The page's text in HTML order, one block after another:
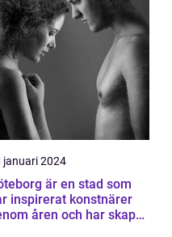
januari 2024
är en stad som
inspirerat konstnärer
åren och har skapat